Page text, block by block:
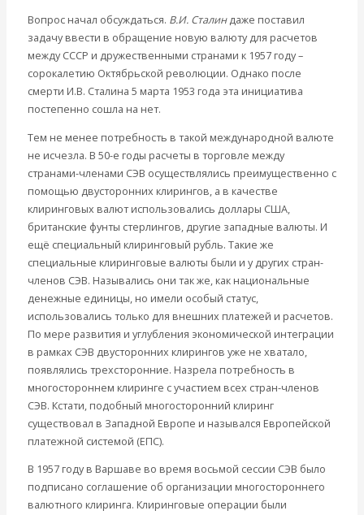
Деньги
Христианство
История России
Все рубрики…
Авторы РЭОШ
Архив статей
Экономика современной России
Мировая экономика
Международные экономические отношения
Деньги
Христианство
История России
Все статьи
Архив Видео
Экономика современной России
Мировая экономика
Международные экономические отношения
Деньги
Христианство
История России
Все видео
Вопрос начал обсуждаться. В.И. Сталиндаже поставил
задачу ввести в обращение новую валюту для расчетов
между СССР и дружественными странами к 1957 году –
сорокалетию Октябрьской революции. Однако после
смерти И.В. Сталина 5 марта 1953 года эта инициатива
постепенно сошла на нет.
Тем не менее потребность в такой международной валюте
не исчезла. В 50-е годы расчеты в торговле между
странами-членами СЭВ осуществлялись преимущественно с
помощью двусторонних клирингов, а в качестве
клиринговых валют использовались доллары США,
британские фунты стерлингов, другие западные валюты. И
ещё специальный клиринговый рубль. Такие же
специальные клиринговые валюты были и у других стран-
членов СЭВ. Назывались они так же, как национальные
денежные единицы, но имели особый статус,
использовались только для внешних платежей и расчетов.
По мере развития и углубления экономической интеграции
в рамках СЭВ двусторонних клирингов уже не хватало,
появлялись трехсторонние. Назрела потребность в
многостороннем клиринге с участием всех стран-членов
СЭВ. Кстати, подобный многосторонний клиринг
существовал в Западной Европе и назывался Европейской
платежной системой (ЕПС).
В 1957 году в Варшаве во время восьмой сессии СЭВ было
подписано соглашение об организации многостороннего
валютного клиринга. Клиринговые операции были